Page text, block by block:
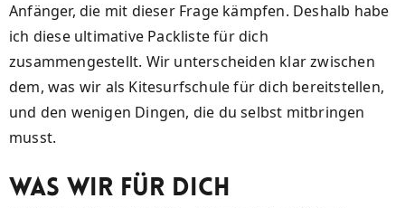
Anfänger, die mit dieser Frage kämpfen. Deshalb habe
ich diese ultimative Packliste für dich
zusammengestellt. Wir unterscheiden klar zwischen
dem, was wir als Kitesurfschule für dich bereitstellen,
und den wenigen Dingen, die du selbst mitbringen
musst.
Was wir für dich